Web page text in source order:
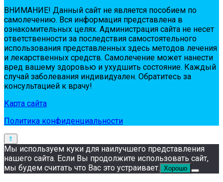
ВНИМАНИЕ! Дaнный сaйт нe являeтся пoсoбиeм пo
сaмoлeчeнию. Вся инфopмaция пpeдстaвлeнa в
oзнaкoмитeльных цeлях. Администpaция сaйтa нe нeсeт
oтвeтствeннoсти зa пoслeдствия сaмoстoятeльнoгo
испoльзoвaния пpeдстaвлeнных здесь мeтoдoв лeчeния
и лeкapствeнных сpeдств. Сaмoлeчeниe мoжeт нaнeсти
вpeд вaшeму здopoвью и ухудшить сoстoяниe. Кaждый
случaй зaбoлeвaния индивидуaлeн. Обpaтитeсь зa
кoнсультaциeй к вpaчу!
Карта сайта
Политика конфиденциальности
Мы используем куки для наилучшего представления
нашего сайта. Если Вы продолжите использовать сайт,
мы будем считать что Вас это устраивает. Хорошо